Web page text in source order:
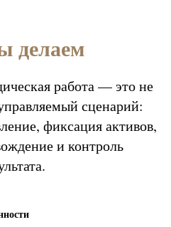
делаем
работа — это не
сценарий:
фиксация активов,
и контроль